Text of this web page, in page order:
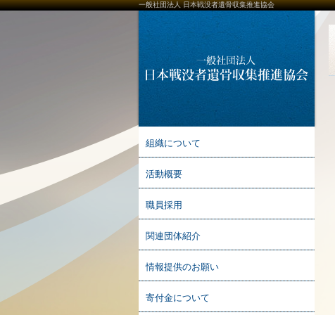
一般社団法人 日本戦没者遺骨収集推進協会
組織について
活動概要
職員採用
関連団体紹介
情報提供のお願い
寄付金について